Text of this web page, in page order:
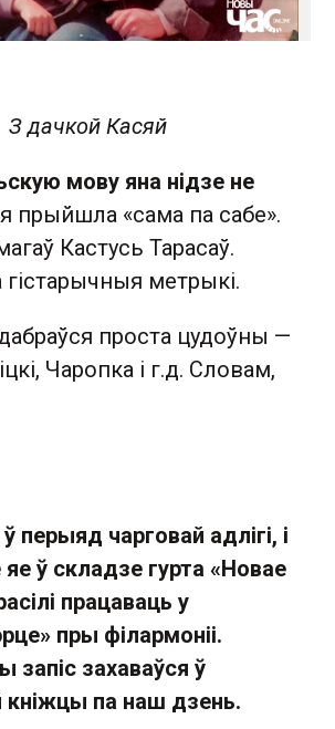
З дачкой Касяй
мову яна нідзе не
прыйшла «сама па сабе».
Кастусь Тарасаў.
метрыкі.
проста цудоўны —
Чаропка і г.д. Словам,
перыяд чарговай адлігі, і
яе ў складзе гурта «Новае
працаваць у
пры філармоніі.
запіс захаваўся ў
кніжцы па наш дзень.